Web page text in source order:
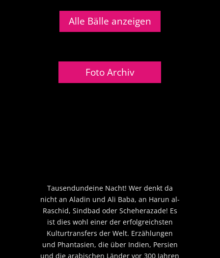
Alle Bälle anzeigen
Foto Archiv
Tausendundeine Nacht! Wer denkt da
nicht an Aladin und Ali Baba, an Harun al-
Raschid, Sindbad oder Scheherazade! Es
ist dies wohl einer der erfolgreichsten
Kulturtransfers der Welt. Erzählungen
und Phantasien, die über Indien, Persien
und die arabischen Länder vor 300 Jahren